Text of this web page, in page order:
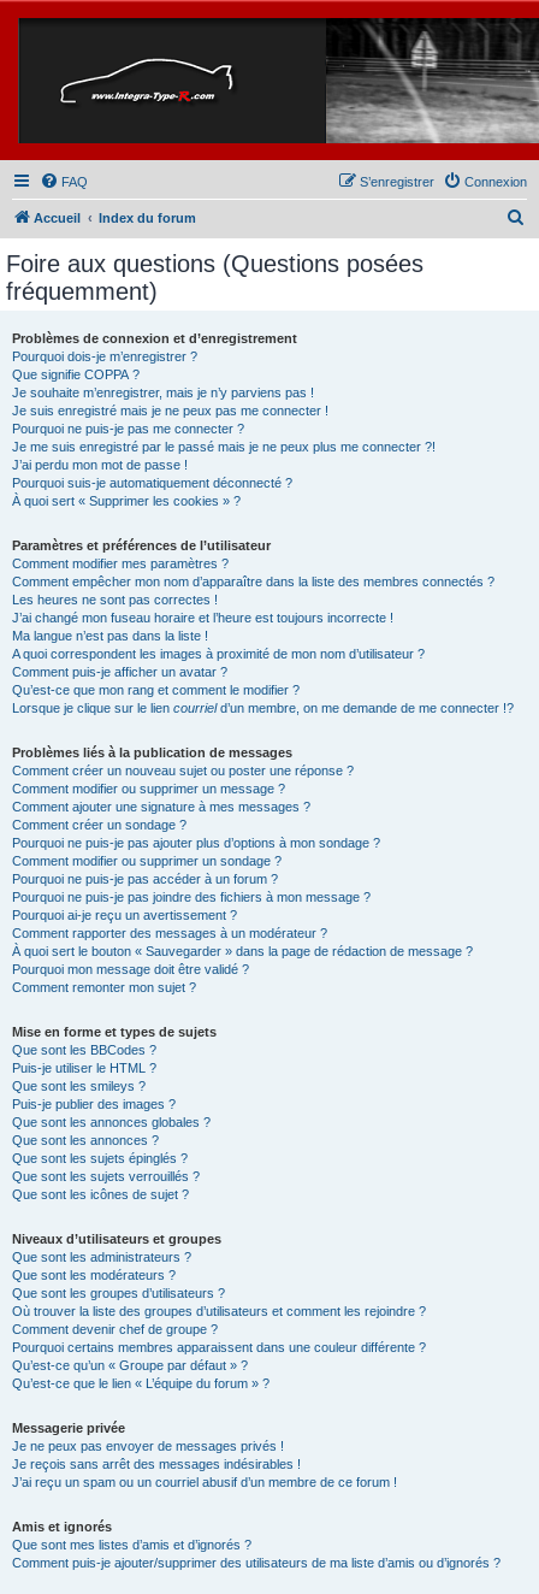
FAQ Connexion
S’enregistrer
Accueil Index du forum
Foire aux questions (Questions posées
fréquemment)
Problèmes de connexion et d’enregistrement
Pourquoi dois-je m’enregistrer ?
Que signifie COPPA ?
Je souhaite m’enregistrer, mais je n’y parviens pas !
Je suis enregistré mais je ne peux pas me connecter !
Pourquoi ne puis-je pas me connecter ?
Je me suis enregistré par le passé mais je ne peux plus me connecter ?!
J’ai perdu mon mot de passe !
Pourquoi suis-je automatiquement déconnecté ?
À quoi sert « Supprimer les cookies » ?
Paramètres et préférences de l’utilisateur
Comment modifier mes paramètres ?
Comment empêcher mon nom d’apparaître dans la liste des membres connectés ?
Les heures ne sont pas correctes !
J’ai changé mon fuseau horaire et l’heure est toujours incorrecte !
Ma langue n’est pas dans la liste !
A quoi correspondent les images à proximité de mon nom d’utilisateur ?
Comment puis-je afficher un avatar ?
Qu’est-ce que mon rang et comment le modifier ?
Lorsque je clique sur le lien courrield’un membre, on me demande de me connecter !?
Problèmes liés à la publication de messages
Comment créer un nouveau sujet ou poster une réponse ?
Comment modifier ou supprimer un message ?
Comment ajouter une signature à mes messages ?
Comment créer un sondage ?
Pourquoi ne puis-je pas ajouter plus d’options à mon sondage ?
Comment modifier ou supprimer un sondage ?
Pourquoi ne puis-je pas accéder à un forum ?
Pourquoi ne puis-je pas joindre des fichiers à mon message ?
Pourquoi ai-je reçu un avertissement ?
Comment rapporter des messages à un modérateur ?
À quoi sert le bouton « Sauvegarder » dans la page de rédaction de message ?
Pourquoi mon message doit être validé ?
Comment remonter mon sujet ?
Mise en forme et types de sujets
Que sont les BBCodes ?
Puis-je utiliser le HTML ?
Que sont les smileys ?
Puis-je publier des images ?
Que sont les annonces globales ?
Que sont les annonces ?
Que sont les sujets épinglés ?
Que sont les sujets verrouillés ?
Que sont les icônes de sujet ?
Niveaux d’utilisateurs et groupes
Que sont les administrateurs ?
Que sont les modérateurs ?
Que sont les groupes d’utilisateurs ?
Où trouver la liste des groupes d’utilisateurs et comment les rejoindre ?
Comment devenir chef de groupe ?
Pourquoi certains membres apparaissent dans une couleur différente ?
Qu’est-ce qu’un « Groupe par défaut » ?
Qu’est-ce que le lien « L’équipe du forum » ?
Messagerie privée
Je ne peux pas envoyer de messages privés !
Je reçois sans arrêt des messages indésirables !
J’ai reçu un spam ou un courriel abusif d’un membre de ce forum !
Amis et ignorés
Que sont mes listes d’amis et d’ignorés ?
Comment puis-je ajouter/supprimer des utilisateurs de ma liste d’amis ou d’ignorés ?